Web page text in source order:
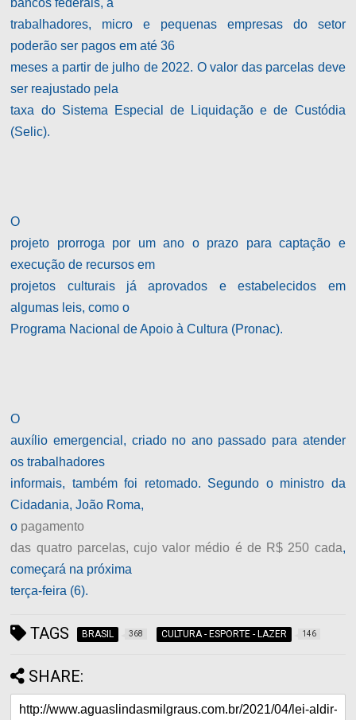
bancos federais, a
trabalhadores, micro e pequenas empresas do setor
poderão ser pagos em até 36
meses a partir de julho de 2022. O valor das parcelas deve
ser reajustado pela
taxa do Sistema Especial de Liquidação e de Custódia
(Selic).
O
projeto prorroga por um ano o prazo para captação e
execução de recursos em
projetos culturais já aprovados e estabelecidos em
algumas leis, como o
Programa Nacional de Apoio à Cultura (Pronac).
O
auxílio emergencial, criado no ano passado para atender
os trabalhadores
informais, também foi retomado. Segundo o ministro da
Cidadania, João Roma,
o pagamento
das quatro parcelas, cujo valor médio é de R$ 250 cada,
começará na próxima
terça-feira (6).
TAGS BRASIL 368 CULTURA - ESPORTE - LAZER 146
SHARE: